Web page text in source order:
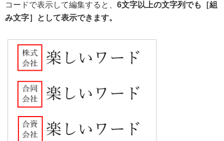
コードで表示して編集すると、 6文字以上の文字列でも［組
み文字］として表示できます。